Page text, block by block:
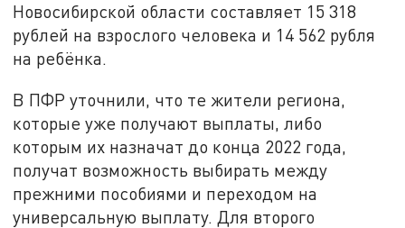
Новосибирской области составляет 15 318
рублей на взрослого человека и 14 562 рубля
на ребёнка.
В ПФР уточнили, что те жители региона,
которые уже получают выплаты, либо
которым их назначат до конца 2022 года,
получат возможность выбирать между
прежними пособиями и переходом на
универсальную выплату. Для второго